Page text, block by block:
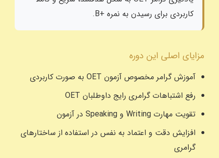
کاربردی برای رسیدن به نمره +B.
مزایای اصلی این دوره
آموزش گرامر مخصوص آزمون OET به صورت کاربردی
رفع اشتباهات گرامری رایج داوطلبان OET
تقویت مهارت Writing و Speaking در آزمون
افزایش دقت و اعتماد به نفس در استفاده از ساختارهای
گرامری